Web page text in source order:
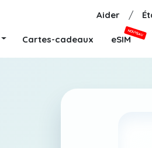
Aider /
Cartes-cadeaux eSIM
NOUVEAU